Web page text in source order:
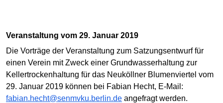
Veranstaltung vom 29. Januar 2019
Die Vorträge der Veranstaltung zum Satzungsentwurf für
einen Verein mit Zweck einer Grundwasserhaltung zur
Kellertrockenhaltung für das Neuköllner Blumenviertel vom
29. Januar 2019 können bei Fabian Hecht, E-Mail:
fabian.hecht@senmvku.berlin.de angefragt werden.